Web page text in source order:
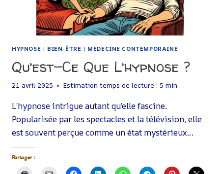
HYPNOSE | BIEN-ÊTRE | MÉDECINE CONTEMPORAINE
Qu’est-Ce Que L’hypnose ?
21 avril 2025 Estimation temps de lecture : 5 min
L’hypnose intrigue autant qu’elle fascine.
Popularisée par les spectacles et la télévision, elle
est souvent perçue comme un état mystérieux…
Partager :